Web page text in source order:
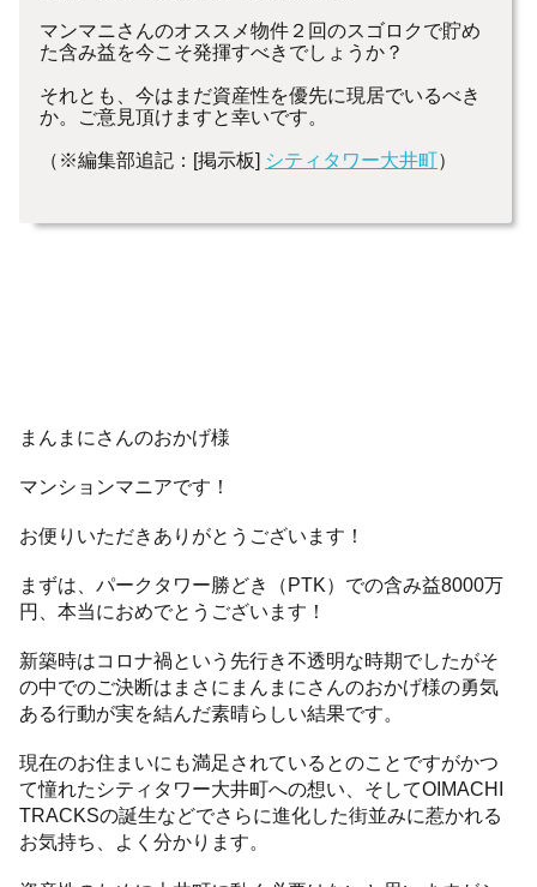
マンマニさんのオススメ物件２回のスゴロクで貯め
た含み益を今こそ発揮すべきでしょうか？
それとも、今はまだ資産性を優先に現居でいるべき
か。ご意見頂けますと幸いです。
（※編集部追記：[掲示板] シティタワー大井町）
まんまにさんのおかげ様
マンションマニアです！
お便りいただきありがとうございます！
まずは、パークタワー勝どき（PTK）での含み益8000万
円、本当におめでとうございます！
新築時はコロナ禍という先行き不透明な時期でしたがそ
の中でのご決断はまさにまんまにさんのおかげ様の勇気
ある行動が実を結んだ素晴らしい結果です。
現在のお住まいにも満足されているとのことですがかつ
て憧れたシティタワー大井町への想い、そしてOIMACHI
TRACKSの誕生などでさらに進化した街並みに惹かれる
お気持ち、よく分かります。